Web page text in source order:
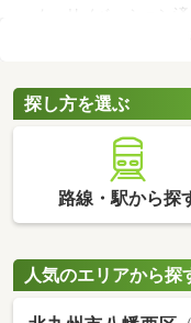
ーム・リノベーション
なっていることがポイ
済みの中古マンション
くださいね。
探し方を選ぶ
路線・駅から探
人気のエリアから探